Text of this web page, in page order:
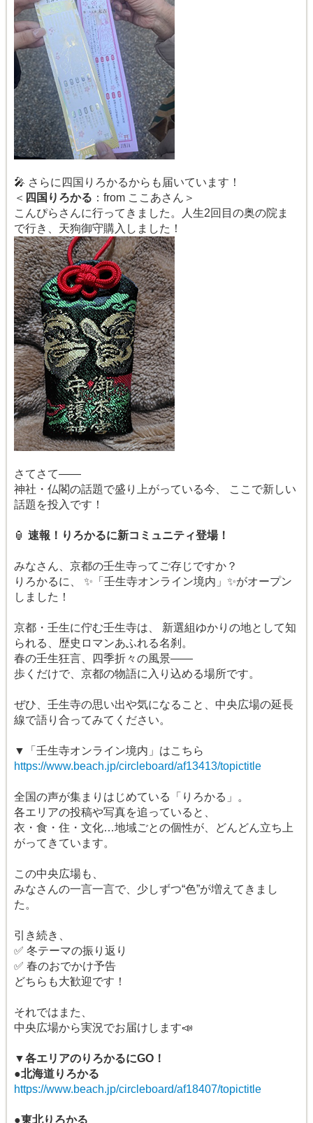
🎤 さらに四国りろかるからも届いています！
＜ 四国りろかる ：from ここあさん＞
こんぴらさんに行ってきました。人生2回目の奥の院ま
で行き、天狗御守購入しました！
さてさて――
神社・仏閣の話題で盛り上がっている今、 ここで新しい
話題を投入です！
🏮 速報！りろかるに新コミュニティ登場！
みなさん、京都の壬生寺ってご存じですか？
りろかるに、 ✨「壬生寺オンライン境内」✨がオープン
しました！
京都・壬生に佇む壬生寺は、 新選組ゆかりの地として知
られる、歴史ロマンあふれる名刹。
春の壬生狂言、四季折々の風景――
歩くだけで、京都の物語に入り込める場所です。
ぜひ、壬生寺の思い出や気になること、中央広場の延長
線で語り合ってみてください。
▼「壬生寺オンライン境内」はこちら
https://www.beach.jp/circleboard/af13413/topictitle
全国の声が集まりはじめている「りろかる」。
各エリアの投稿や写真を追っていると、
衣・食・住・文化…地域ごとの個性が、どんどん立ち上
がってきています。
この中央広場も、
みなさんの一言一言で、少しずつ“色”が増えてきまし
た。
引き続き、
✅ 冬テーマの振り返り
✅ 春のおでかけ予告
どちらも大歓迎です！
それではまた、
中央広場から実況でお届けします📣
▼各エリアのりろかるにGO！
●北海道りろかる
https://www.beach.jp/circleboard/af18407/topictitle
●東北りろかる